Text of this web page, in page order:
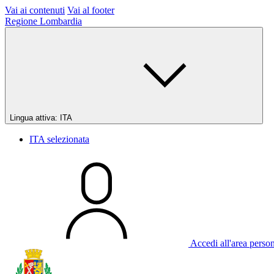
Vai ai contenuti Vai al footer
Regione Lombardia
Lingua attiva: ITA
ITA selezionata
Accedi all'area